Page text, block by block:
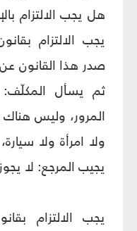
هل يجب الالتزام
يجب الالتزام
صدر هذا القانون
ثم يسأل المكلّف:
المرور، وليس
ولا امرأة ولا
يجيب المرجع: لا
يجب الالتزام